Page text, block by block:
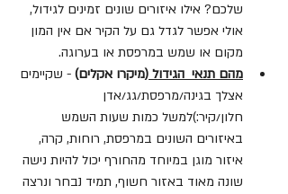
שלכם? אילו איזורים שונים זמינים לגידול,
אולי אפשר לגדל גם על הקיר אם אין המון
מקום או שמש במרפסת או בערוגה.
מהם תנאי  הגידול (מיקרו אקלים) - שקיימים
אצלך בגינה/מרפסת/גג/אדן
חלון/קיר:)למשל כמות שעות השמש
באיזורים השונים במרפסת, רוחות, קרה,
איזור מוגן במיוחד מהחורף יכול להיות נישה
שונה מאוד באזור חשוף, תמיד נבחר ונרצה